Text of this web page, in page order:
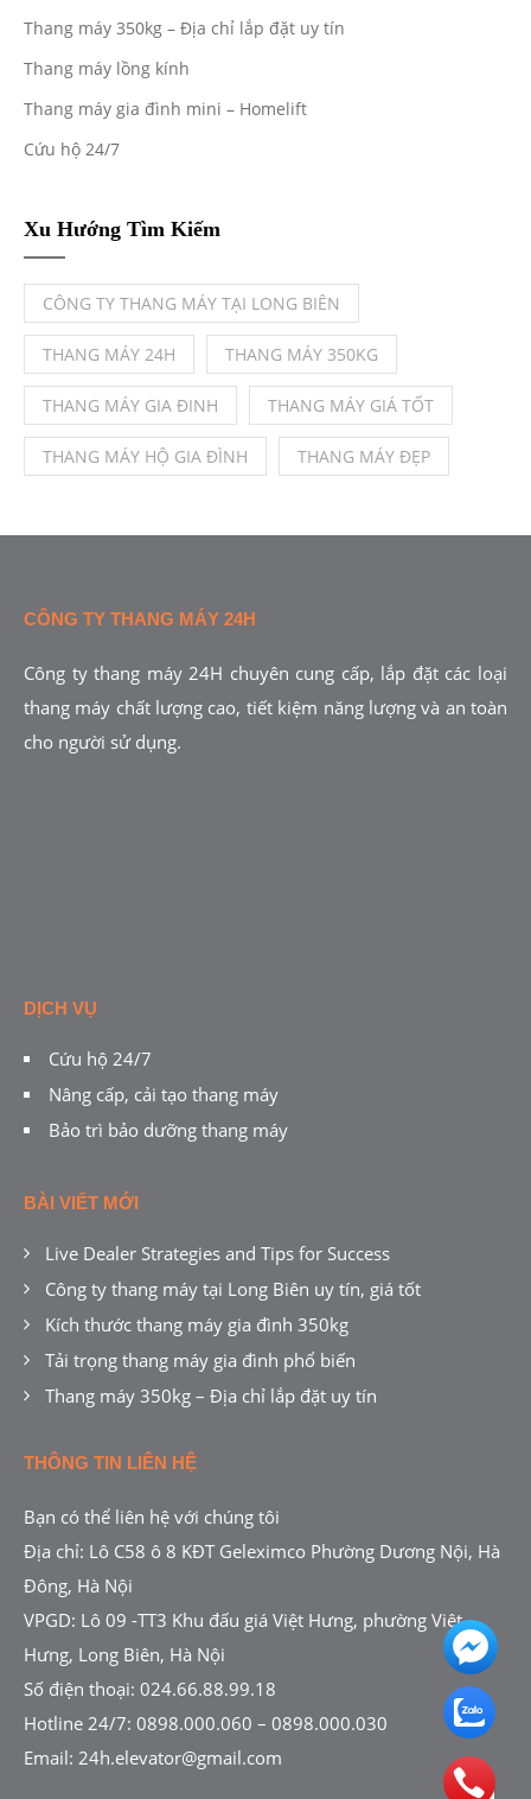
Thang máy 350kg – Địa chỉ lắp đặt uy tín
Thang máy lồng kính
Thang máy gia đình mini – Homelift
Cứu hộ 24/7
Xu Hướng Tìm Kiếm
CÔNG TY THANG MÁY TẠI LONG BIÊN
THANG MÁY 24H THANG MÁY 350KG
THANG MÁY GIA ĐINH THANG MÁY GIÁ TỐT
THANG MÁY HỘ GIA ĐÌNH THANG MÁY ĐẸP
CÔNG TY THANG MÁY 24H
Công ty thang máy 24H chuyên cung cấp, lắp đặt các loại
thang máy chất lượng cao, tiết kiệm năng lượng và an toàn
cho người sử dụng.
DỊCH VỤ
Cứu hộ 24/7
Nâng cấp, cải tạo thang máy
Bảo trì bảo dưỡng thang máy
BÀI VIẾT MỚI
Live Dealer Strategies and Tips for Success
Công ty thang máy tại Long Biên uy tín, giá tốt
Kích thước thang máy gia đình 350kg
Tải trọng thang máy gia đình phổ biến
Thang máy 350kg – Địa chỉ lắp đặt uy tín
THÔNG TIN LIÊN HỆ
Bạn có thể liên hệ với chúng tôi
Địa chỉ: Lô C58 ô 8 KĐT Geleximco Phường Dương Nội, Hà
Đông, Hà Nội
VPGD: Lô 09 -TT3 Khu đấu giá Việt Hưng, phường Việt
Hưng, Long Biên, Hà Nội
Số điện thoại: 024.66.88.99.18
Hotline 24/7: 0898.000.060 – 0898.000.030
Email: 24h.elevator@gmail.com